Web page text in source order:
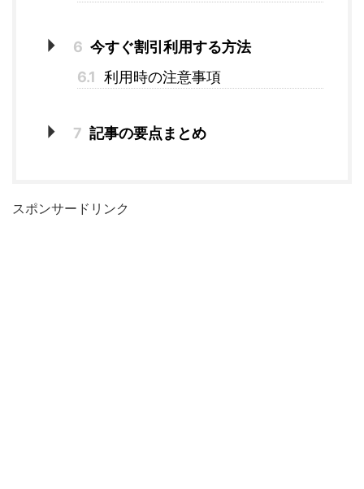
6 今すぐ割引利用する方法
6.1 利用時の注意事項
7 記事の要点まとめ
スポンサードリンク